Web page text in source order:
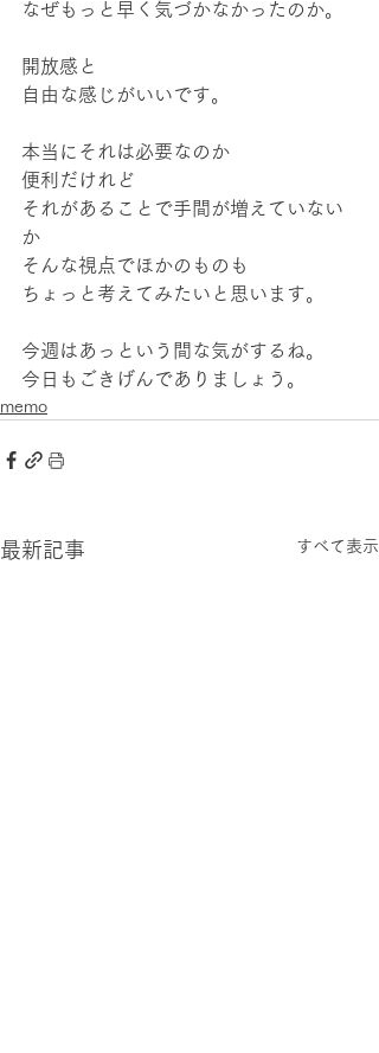
なぜもっと早く気づかなかったのか。
開放感と
自由な感じがいいです。
本当にそれは必要なのか
便利だけれど
それがあることで手間が増えていない
か
そんな視点でほかのものも
ちょっと考えてみたいと思います。
今週はあっという間な気がするね。
今日もごきげんでありましょう。
memo
最新記事 すべて表示